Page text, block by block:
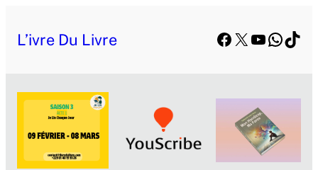
L’ivre Du Livre Facebook
X YouTube